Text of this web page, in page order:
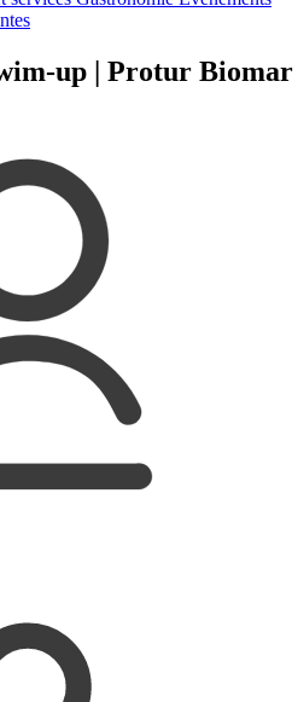
up | Protur Biomar